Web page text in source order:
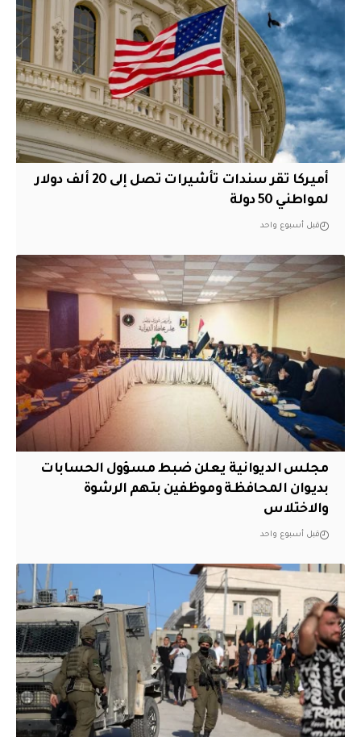
أميركا تقر سندات تأشيرات تصل إلى 20 ألف دولار
لمواطني 50 دولة
قبل أسبوع واحد
مجلس الديوانية يعلن ضبط مسؤول الحسابات
بديوان المحافظة وموظفين بتهم الرشوة
والاختلاس
قبل أسبوع واحد